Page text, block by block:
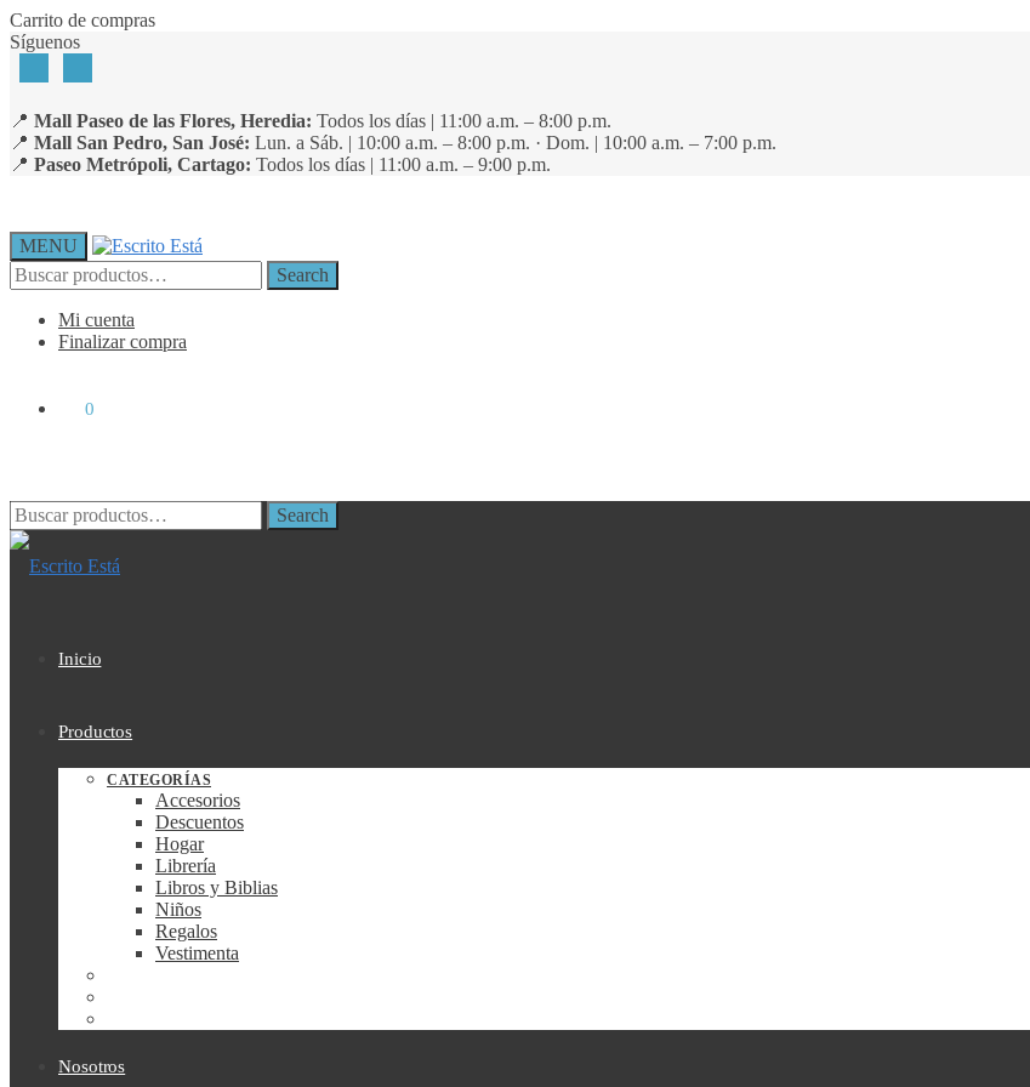
Skip
to
Skip
to
Carrito de compras
Síguenos
📍 Mall Paseo de las Flores, Heredia: Todos los días | 11:00 a.m. – 8:00 p.m.
📍 Mall San Pedro, San José: Lun. a Sáb. | 10:00 a.m. – 8:00 p.m. · Dom. | 10:00 a.m. – 7:00 p.m.
📍 Paseo Metrópoli, Cartago: Todos los días | 11:00 a.m. – 9:00 p.m.
MENU
Search
for:
Search
Mi cuenta
Finalizar compra
0
Search
for:
Search
Inicio
Productos
CATEGORÍAS
Accesorios
Descuentos
Hogar
Librería
Libros y Biblias
Niños
Regalos
Vestimenta
Nosotros